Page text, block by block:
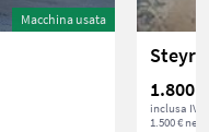
Macchina usata
Steyr
1.800 €
inclusa IVA
1.500 €